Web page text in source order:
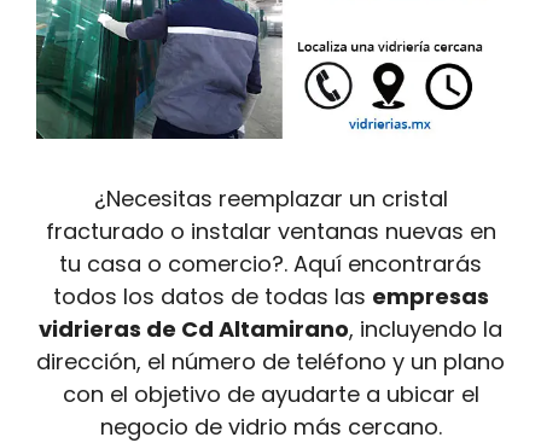
¿Necesitas reemplazar un cristal
fracturado o instalar ventanas nuevas en
tu casa o comercio?. Aquí encontrarás
todos los datos de todas las empresas
vidrieras de Cd Altamirano, incluyendo la
dirección, el número de teléfono y un plano
con el objetivo de ayudarte a ubicar el
negocio de vidrio más cercano.